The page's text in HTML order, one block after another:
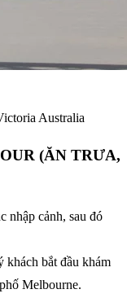
Australia
(ĂN TRƯA,
nhập cảnh, sau đó
khách bắt đầu khám
Melbourne.